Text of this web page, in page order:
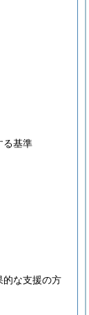
る基準
的な支援の方